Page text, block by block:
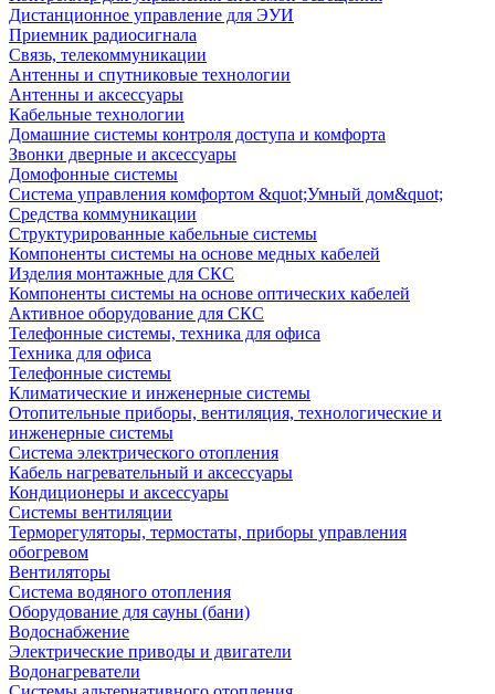
Дистанционное управление для ЭУИ
Приемник радиосигнала
Связь, телекоммуникации
Антенны и спутниковые технологии
Антенны и аксессуары
Кабельные технологии
Домашние системы контроля доступа и комфорта
Звонки дверные и аксессуары
Домофонные системы
Система управления комфортом &quot;Умный дом&quot;
Средства коммуникации
Структурированные кабельные системы
Компоненты системы на основе медных кабелей
Изделия монтажные для СКС
Компоненты системы на основе оптических кабелей
Активное оборудование для СКС
Телефонные системы, техника для офиса
Техника для офиса
Телефонные системы
Климатические и инженерные системы
Отопительные приборы, вентиляция, технологические и
инженерные системы
Система электрического отопления
Кабель нагревательный и аксессуары
Кондиционеры и аксессуары
Системы вентиляции
Терморегуляторы, термостаты, приборы управления
обогревом
Вентиляторы
Система водяного отопления
Оборудование для сауны (бани)
Водоснабжение
Электрические приводы и двигатели
Водонагреватели